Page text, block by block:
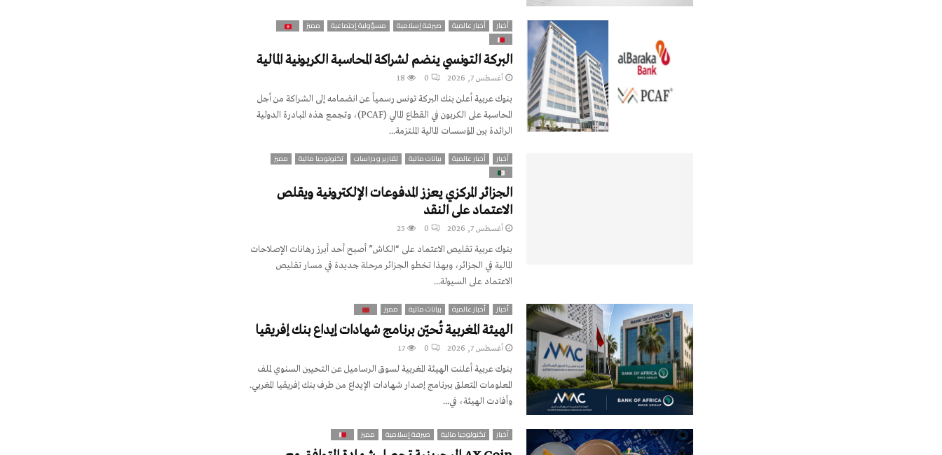
أخبار أخبار عالمية صيرفة إسلامية مسؤولية إجتماعية مميز
البركة التونسي ينضم لشراكة المحاسبة الكربونية المالية
أغسطس 7, 2026 0
18
بنوك عربية أعلن بنك البركة تونس رسمياً عن انضمامه إلى الشراكة من أجل
المحاسبة على الكربون في القطاع المالي (PCAF)، وتجمع هذه المبادرة الدولية
الرائدة بين المؤسسات المالية الملتزمة...
أخبار أخبار عالمية بيانات مالية تقارير و دراسات تكنولوجيا مالية مميز
الجزائر المركزي يعزز المدفوعات الإلكترونية ويقلص
الاعتماد على النقد
أغسطس 7, 2026 0
25
بنوك عربية تقليص الاعتماد على “الكاش” أصبح أحد أبرز رهانات الإصلاحات
المالية في الجزائر، وبهذا تخطو الجزائر مرحلة جديدة في مسار تقليص
الاعتماد على السيولة...
أخبار أخبار عالمية بيانات مالية مميز
الهيئة المغربية تُحيّن برنامج شهادات إيداع بنك إفريقيا
أغسطس 7, 2026 0
17
بنوك عربية أعلنت الهيئة المغربية لسوق الرساميل عن التحيين السنوي لملف
المعلومات المتعلق ببرنامج إصدار شهادات الإيداع من طرف بنك إفريقيا المغربي.
وأفادت الهيئة، في...
أخبار تكنولوجيا مالية صيرفة إسلامية مميز